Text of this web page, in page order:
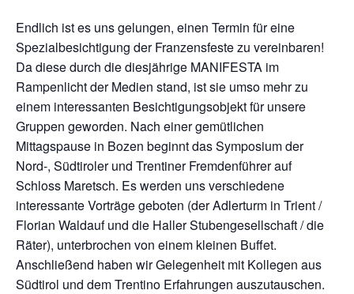
Endlich ist es uns gelungen, einen Termin für eine
Spezialbesichtigung der Franzensfeste zu vereinbaren!
Da diese durch die diesjährige MANIFESTA im
Rampenlicht der Medien stand, ist sie umso mehr zu
einem interessanten Besichtigungsobjekt für unsere
Gruppen geworden. Nach einer gemütlichen
Mittagspause in Bozen beginnt das Symposium der
Nord-, Südtiroler und Trentiner Fremdenführer auf
Schloss Maretsch. Es werden uns verschiedene
interessante Vorträge geboten (der Adlerturm in Trient /
Florian Waldauf und die Haller Stubengesellschaft / die
Räter), unterbrochen von einem kleinen Buffet.
Anschließend haben wir Gelegenheit mit Kollegen aus
Südtirol und dem Trentino Erfahrungen auszutauschen.